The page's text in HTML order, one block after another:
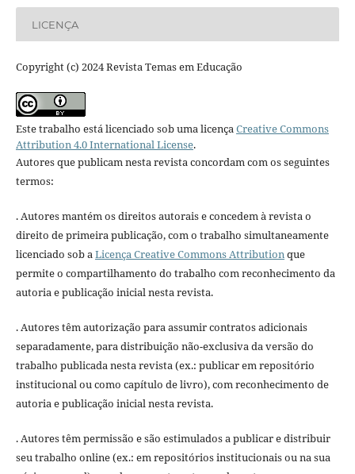
LICENÇA
Copyright (c) 2024 Revista Temas em Educação
Este trabalho está licenciado sob uma licençaCreative Commons
Attribution 4.0 International License.
Autores que publicam nesta revista concordam com os seguintes
termos:
. Autores mantém os direitos autorais e concedem à revista o
direito de primeira publicação, com o trabalho simultaneamente
licenciado sob aLicença Creative Commons Attributionque
permite o compartilhamento do trabalho com reconhecimento da
autoria e publicação inicial nesta revista.
. Autores têm autorização para assumir contratos adicionais
separadamente, para distribuição não-exclusiva da versão do
trabalho publicada nesta revista (ex.: publicar em repositório
institucional ou como capítulo de livro), com reconhecimento de
autoria e publicação inicial nesta revista.
. Autores têm permissão e são estimulados a publicar e distribuir
seu trabalho online (ex.: em repositórios institucionais ou na sua